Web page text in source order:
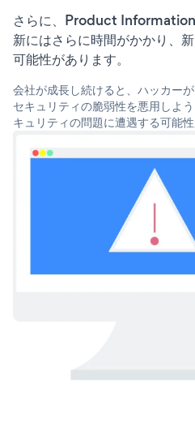
さらに、Product Information
新にはさらに時間がかかり、
可能性があります。
会社が成長し続けると、ハッカー
セキュリティの脆弱性を悪用しよ
キュリティの問題に遭遇する可能性